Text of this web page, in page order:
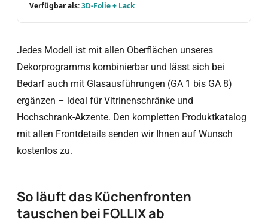
Verfügbar als:3D-Folie + Lack
Jedes Modell ist mit allen Oberflächen unseres
Dekorprogramms kombinierbar und lässt sich bei
Bedarf auch mit Glasausführungen (GA 1 bis GA 8)
ergänzen – ideal für Vitrinenschränke und
Hochschrank-Akzente. Den kompletten Produktkatalog
mit allen Frontdetails senden wir Ihnen auf Wunsch
kostenlos zu.
So läuft das Küchenfronten
tauschen bei FOLLIX ab